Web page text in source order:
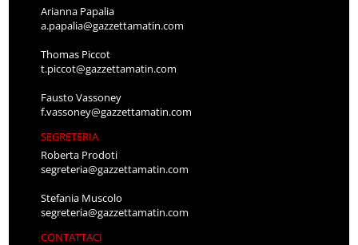
Arianna Papalia
a.papalia@gazzettamatin.com
Thomas Piccot
t.piccot@gazzettamatin.com
Fausto Vassoney
f.vassoney@gazzettamatin.com
SEGRETERIA
Roberta Prodoti
segreteria@gazzettamatin.com
Stefania Muscolo
segreteria@gazzettamatin.com
CONTATTACI